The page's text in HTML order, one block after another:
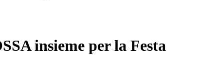
insieme per la Festa